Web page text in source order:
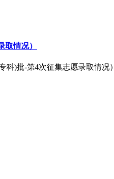
取情况）
科)批-第4次征集志愿录取情况）